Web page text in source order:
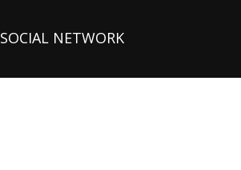
SOCIAL NETWORK